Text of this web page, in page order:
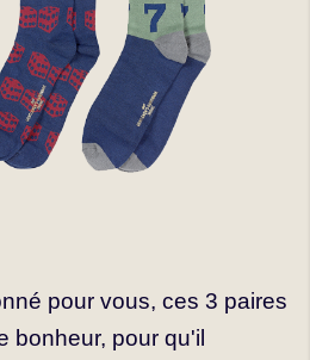
pour vous, ces 3 paires
bonheur, pour qu'il